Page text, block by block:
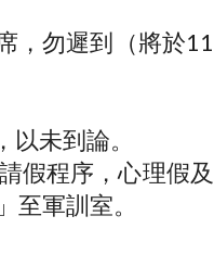
，勿遲到（將於11
未到論。
假程序，心理假及
軍訓室。